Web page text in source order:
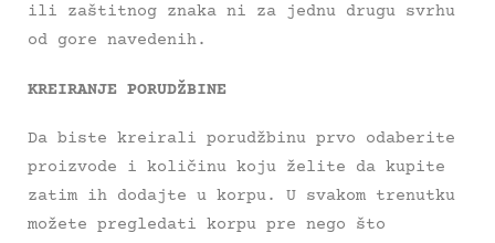
ili zaštitnog znaka ni za jednu drugu svrhu
od gore navedenih.
KREIRANJE PORUDŽBINE
Da biste kreirali porudžbinu prvo odaberite
proizvode i količinu koju želite da kupite
zatim ih dodajte u korpu. U svakom trenutku
možete pregledati korpu pre nego što